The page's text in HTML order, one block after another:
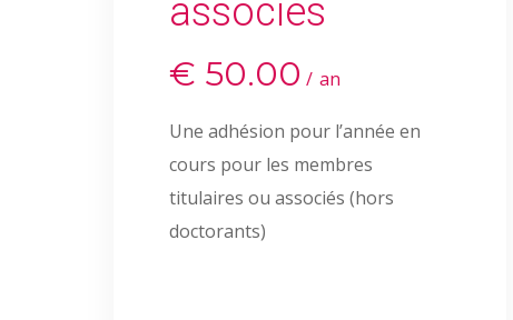
associés
€ 50.00 an
Une adhésion pour l’année en
cours pour les membres
titulaires ou associés (hors
doctorants)